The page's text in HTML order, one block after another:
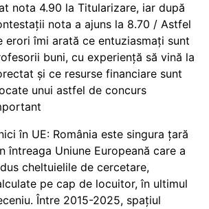
nota 4.90 la Titularizare, iar după
nota a ajuns la 8.70 / Astfel
erori îmi arată ce entuziasmați sunt
buni, cu experiență să vină la
și ce resurse financiare sunt
unui astfel de concurs
în UE: România este singura țară
întreaga Uniune Europeană care a
cheltuielile de cercetare,
pe cap de locuitor, în ultimul
Între 2015-2025, spațiul